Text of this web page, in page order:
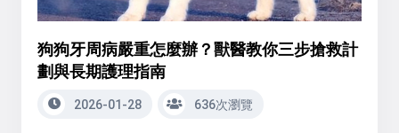
狗狗牙周病嚴重怎麼辦？獸醫教你三步搶救計
劃與長期護理指南
2026-01-28 636次瀏覽